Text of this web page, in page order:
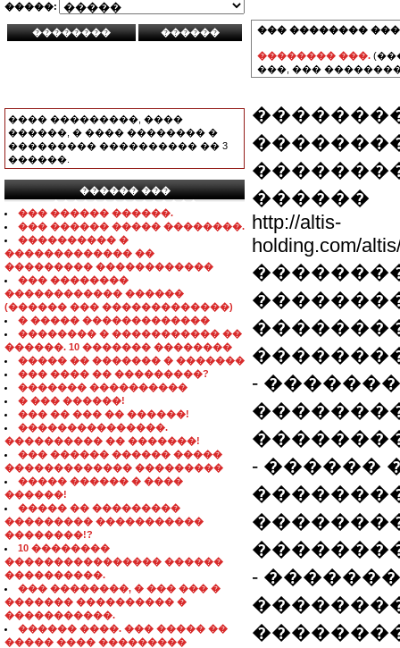
�����:
���� ���������, ����
������, � ���� �������� �
��������� ���������� �� 3
������.
������ ���
���������������
��� ������ ������.
��� ������ ����� ��������.
���������� �
������������� ��
��������� ������������
��� ��������
������������ ������
(������ ��� �������������)
� ����� �������������
�������� � ����������� ��
������. 10 ������� ��������
����� �� ������� � �������
��� ���� �� ���������?
������� ����������
� ��� ������!
��� �� ��� �� ������!
���������������.
���������� �� �������!
��� ������ ������ �����
������������� ���������
����� ������ � ����
������!
����� �� ���������
��������� �����������
��������!?
10 ��������
���������������� ������
����������.
��� ��������, � ��� ��� �
������� ���������� �
�����������.
������ ����. ��� ����� ��
����� ���� ���������
��� ��������
�������� ���.
���, ���
������
http://altis-
holding.com/
-
- ������
-